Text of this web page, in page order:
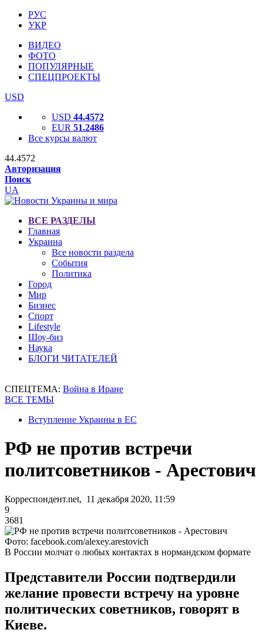
РУС
УКР
ВИДЕО
ФОТО
ПОПУЛЯРНЫЕ
СПЕЦПРОЕКТЫ
USD
USD 44.4572
EUR 51.2486
Все курсы валют
44.4572
Авторизация
Поиск
UA
ВСЕ РАЗДЕЛЫ
Главная
Украина
Все новости раздела
События
Политика
Город
Мир
Бизнес
Спорт
Lifestyle
Шоу-биз
Наука
БЛОГИ ЧИТАТЕЛЕЙ
СПЕЦТЕМА: Война в Иране
ВСЕ ТЕМЫ
Вступление Украины в ЕС
РФ не против встречи
политсоветников - Арестович
Корреспондент.net, 11 декабря 2020, 11:59
9
3681
Фото: facebook.com/alexey.arestovich
В России молчат о любых контактах в нормандском формате
Представители России подтвердили
желание провести встречу на уровне
политических советников, говорят в
Киеве.